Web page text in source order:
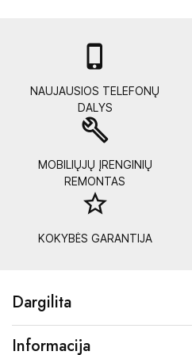

NAUJAUSIOS TELEFONŲ
DALYS
build
MOBILIŲJŲ ĮRENGINIŲ
REMONTAS
star_border
KOKYBĖS GARANTIJA
Dargilita
Informacija